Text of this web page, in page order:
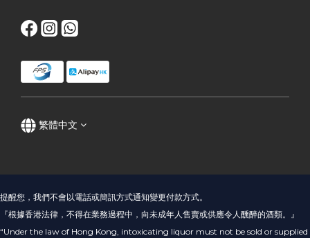
繁體中文
提醒您，我們不會以電話或簡訊方式通知變更付款方式。
『根據香港法律，不得在業務過程中，向未成年人售賣或供應令人醺醉的酒類。』
“Under the law of Hong Kong, intoxicating liquor must not be sold or supplied